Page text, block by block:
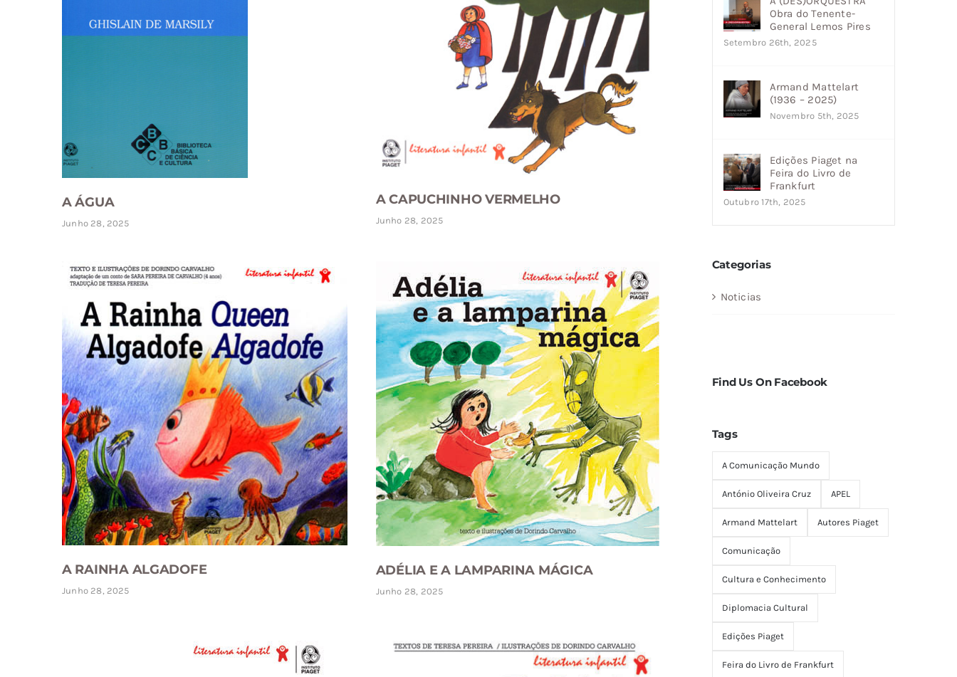
A ÁGUA
Junho 28, 2025
A CAPUCHINHO VERMELHO
Junho 28, 2025
A RAINHA ALGADOFE
Junho 28, 2025
ADÉLIA E A LAMPARINA MÁGICA
Junho 28, 2025
Obra do Tenente-
General Lemos Pires
Setembro 26th, 2025
Armand Mattelart
(1936 – 2025)
Novembro 5th, 2025
Edições Piaget na
Feira do Livro de
Frankfurt
Outubro 17th, 2025
Categorias
Noticias
Find Us On Facebook
Tags
A Comunicação Mundo
António Oliveira Cruz APEL
Armand Mattelart Autores Piaget
Comunicação
Cultura e Conhecimento
Diplomacia Cultural
Edições Piaget
Feira do Livro de Frankfurt